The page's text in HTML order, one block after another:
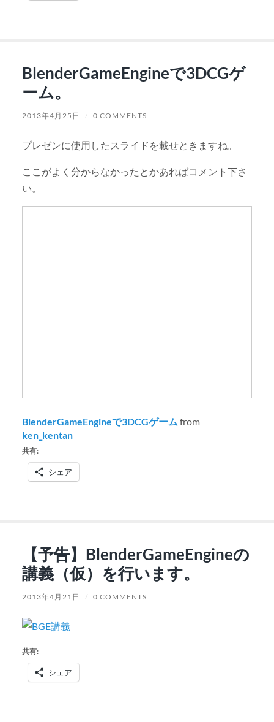
BlenderGameEngineで3DCGゲ
ーム。
2013年4月25日 / 0 COMMENTS
プレゼンに使用したスライドを載せときますね。
ここがよく分からなかったとかあればコメント下さ
い。
BlenderGameEngineで3DCGゲーム from
ken_kentan
共有:
シェア
【予告】BlenderGameEngineの
講義（仮）を行います。
2013年4月21日 / 0 COMMENTS
共有:
シェア